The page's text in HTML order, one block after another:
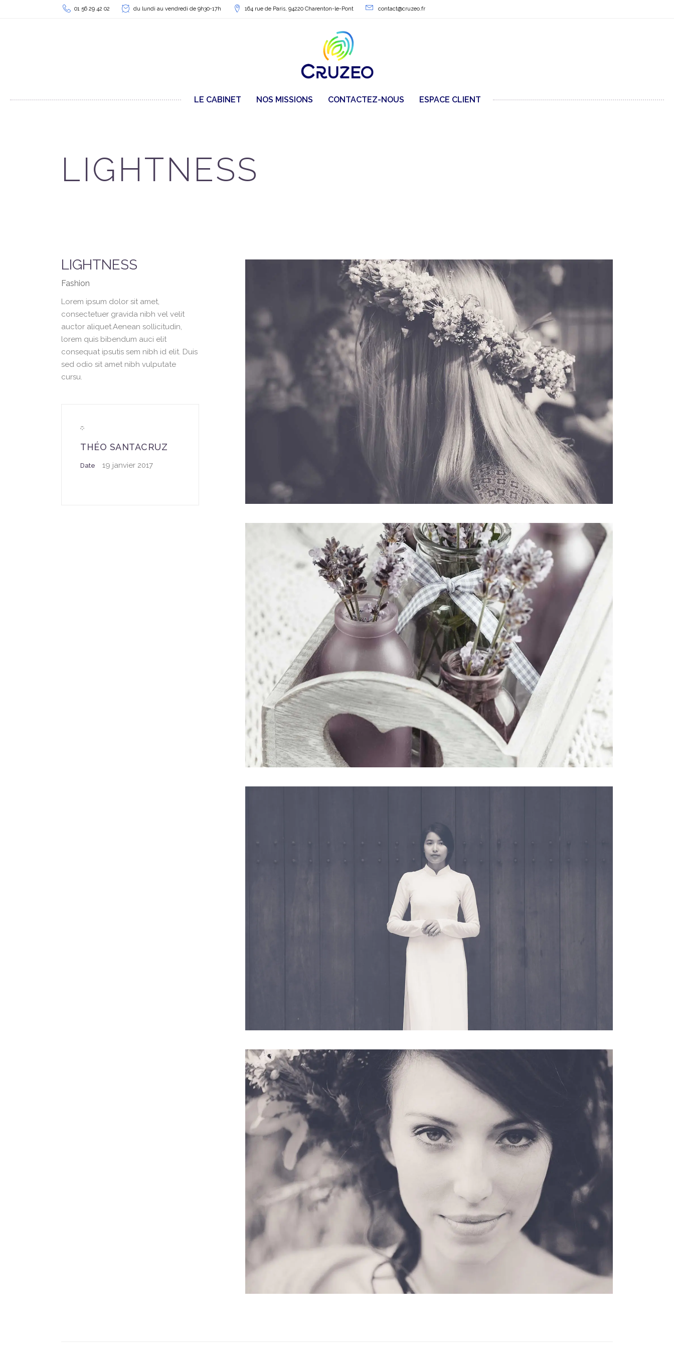
01 56 29 42 02 du lundi au vendredi de 9h30-17h 164 rue de Paris, 94220 Charenton-le-Pont contact@cruzeo.fr
LE CABINET NOS MISSIONS CONTACTEZ-NOUS ESPACE CLIENT
LIGHTNESS
LIGHTNESS
Fashion
Lorem ipsum dolor sit amet,
consectetuer gravida nibh vel velit
auctor aliquet.Aenean sollicitudin,
lorem quis bibendum auci elit
consequat ipsutis sem nibh id elit. Duis
sed odio sit amet nibh vulputate
cursu.
THÉO SANTACRUZ
Date 19 janvier 2017